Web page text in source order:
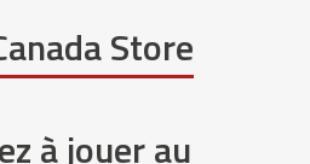
Store
à jouer au